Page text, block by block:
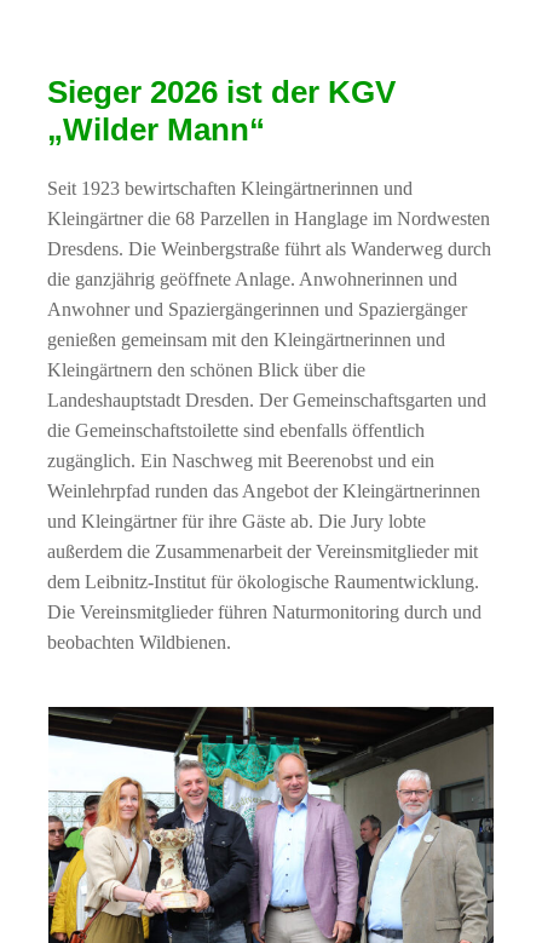
Sieger 2026 ist der KGV
„Wilder Mann“
Seit 1923 bewirtschaften Kleingärtnerinnen und
Kleingärtner die 68 Parzellen in Hanglage im Nordwesten
Dresdens. Die Weinbergstraße führt als Wanderweg durch
die ganzjährig geöffnete Anlage. Anwohnerinnen und
Anwohner und Spaziergängerinnen und Spaziergänger
genießen gemeinsam mit den Kleingärtnerinnen und
Kleingärtnern den schönen Blick über die
Landeshauptstadt Dresden. Der Gemeinschaftsgarten und
die Gemeinschaftstoilette sind ebenfalls öffentlich
zugänglich. Ein Naschweg mit Beerenobst und ein
Weinlehrpfad runden das Angebot der Kleingärtnerinnen
und Kleingärtner für ihre Gäste ab. Die Jury lobte
außerdem die Zusammenarbeit der Vereinsmitglieder mit
dem Leibnitz-Institut für ökologische Raumentwicklung.
Die Vereinsmitglieder führen Naturmonitoring durch und
beobachten Wildbienen.